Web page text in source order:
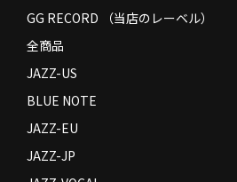
Contact
GG RECORD （当店のレーベル）
全商品
JAZZ-US
BLUE NOTE
JAZZ-EU
JAZZ-JP